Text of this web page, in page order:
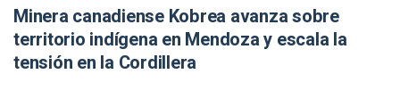
Minera canadiense Kobrea avanza sobre
territorio indígena en Mendoza y escala la
tensión en la Cordillera